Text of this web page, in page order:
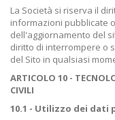
La Società si riserva il
informazioni pubblicate
dell'aggiornamento del
diritto di interrompere o
del Sito in qualsiasi
ARTICOLO 10 -
CIVILI
10.1 - Utilizzo dei dati